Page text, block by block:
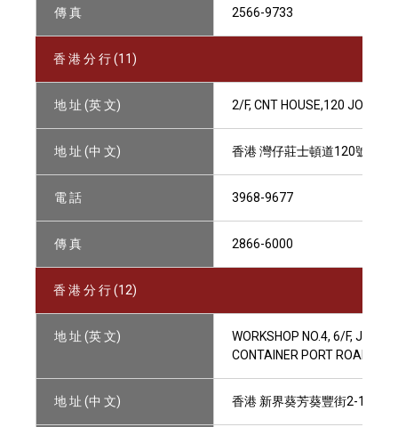
傳 真 2566-9733
香 港 分 行 (11)
地 址 (英 文) 2/F, CNT HOUSE,120
地 址 (中 文) 香港 灣仔莊士頓道120號宜興
電 話 3968-9677
傳 真 2866-6000
香 港 分 行 (12)
地 址 (英 文)
WORKSHOP NO.4, 6/F, JOIN-
CONTAINER PORT ROAD,
地 址 (中 文) 香港 新界葵芳葵豐街2-16號